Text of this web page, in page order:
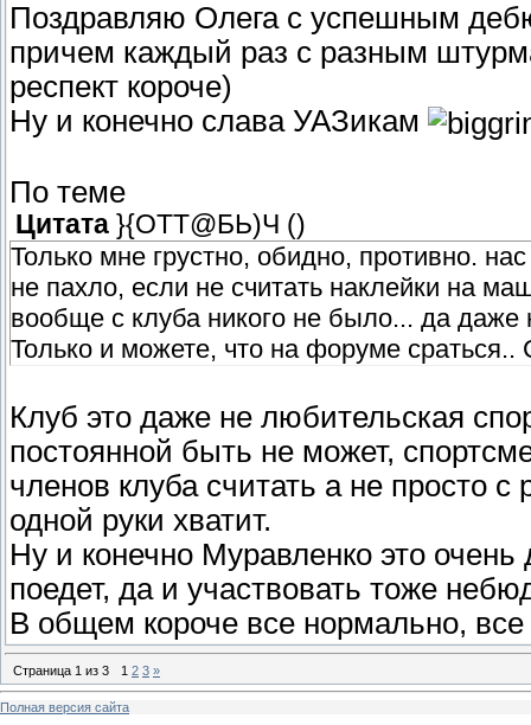
Поздравляю Олега с успешным
причем каждый раз с разным
респект короче)
Ну и конечно слава УАЗикам
По теме
Цитата }{ОТТ@БЬ)Ч ()
Только мне грустно, обидно, противно.
не пахло, если не считать наклейки на
вообще с клуба никого не было... да
Только и можете, что на форуме
Клуб это даже не любительская
постоянной быть не может,
членов клуба считать а не просто
одной руки хватит.
Ну и конечно Муравленко это очень
поедет, да и участвовать тоже
В общем короче все нормально,
Страница 1 из 3 1 2 3 »
Полная версия сайта